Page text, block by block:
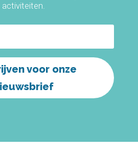
activiteiten.
voor onze